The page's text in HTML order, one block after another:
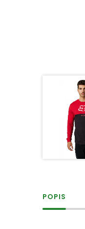
POPIS